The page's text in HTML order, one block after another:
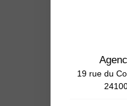
19 rue du